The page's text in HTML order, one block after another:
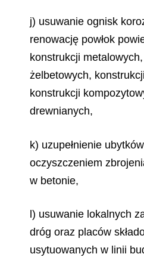
j) usuwanie ognisk
renowację powłok
konstrukcji
żelbetowych,
konstrukcji
drewnianych,
k) uzupełnienie
oczyszczeniem
w betonie,
l) usuwanie lokalnych
dróg oraz placów
usytuowanych w linii